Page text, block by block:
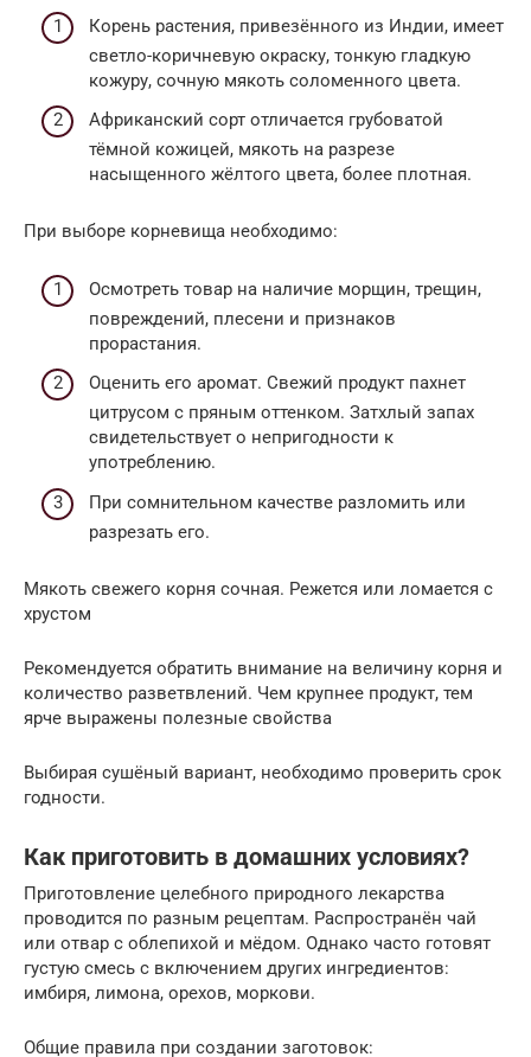
Корень растения, привезённого из Индии, имеет
светло-коричневую окраску, тонкую гладкую
кожуру, сочную мякоть соломенного цвета.
Африканский сорт отличается грубоватой
тёмной кожицей, мякоть на разрезе
насыщенного жёлтого цвета, более плотная.
При выборе корневища необходимо:
Осмотреть товар на наличие морщин, трещин,
повреждений, плесени и признаков
прорастания.
Оценить его аромат. Свежий продукт пахнет
цитрусом с пряным оттенком. Затхлый запах
свидетельствует о непригодности к
употреблению.
При сомнительном качестве разломить или
разрезать его.
Мякоть свежего корня сочная. Режется или ломается с
хрустом
Рекомендуется обратить внимание на величину корня и
количество разветвлений. Чем крупнее продукт, тем
ярче выражены полезные свойства
Выбирая сушёный вариант, необходимо проверить срок
годности.
Как приготовить в домашних условиях?
Приготовление целебного природного лекарства
проводится по разным рецептам. Распространён чай
или отвар с облепихой и мёдом. Однако часто готовят
густую смесь с включением других ингредиентов:
имбиря, лимона, орехов, моркови.
Общие правила при создании заготовок: